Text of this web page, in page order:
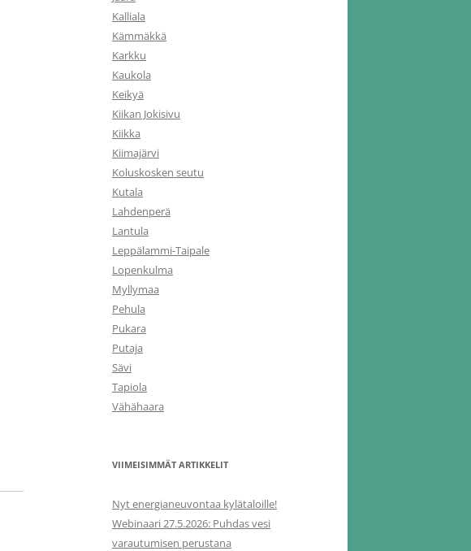
Kalliala
Kämmäkkä
Karkku
Kaukola
Keikyä
Kiikan Jokisivu
Kiikka
Kiimajärvi
Koluskosken seutu
Kutala
Lahdenperä
Lantula
Leppälammi-Taipale
Lopenkulma
Myllymaa
Pehula
Pukara
Putaja
Sävi
Tapiola
Vähähaara
VIIMEISIMMÄT ARTIKKELIT
Nyt energianeuvontaa kylätaloille!
Webinaari 27.5.2026: Puhdas vesi
varautumisen perustana